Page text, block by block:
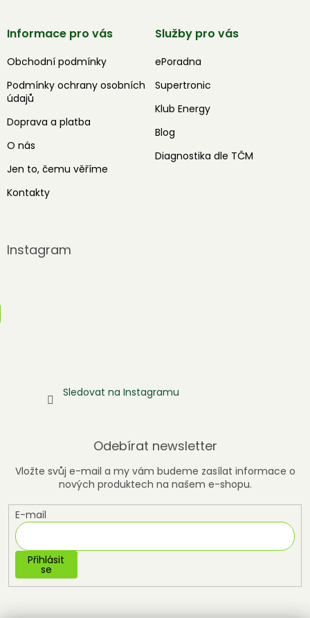
Informace pro vás
Obchodní podmínky
Podmínky ochrany osobních
údajů
Doprava a platba
O nás
Jen to, čemu věříme
Kontakty
Služby pro vás
ePoradna
Supertronic
Klub Energy
Blog
Diagnostika dle TČM
Instagram
Sledovat na Instagramu
Odebírat newsletter
Vložte svůj e-mail a my vám budeme zasílat informace o
nových produktech na našem e-shopu.
E-mail
Přihlásit
se